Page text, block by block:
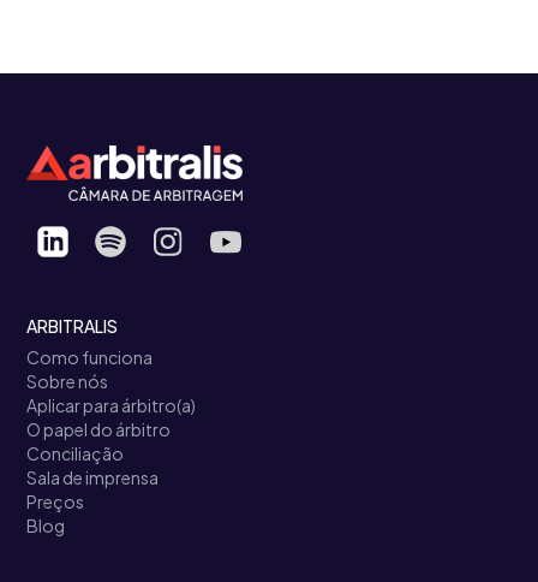
ARBITRALIS
Como funciona
Sobre nós
Aplicar para árbitro(a)
O papel do árbitro
Conciliação
Sala de imprensa
Preços
Blog